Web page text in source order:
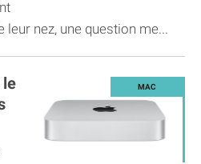
leur nez, une question me...
le